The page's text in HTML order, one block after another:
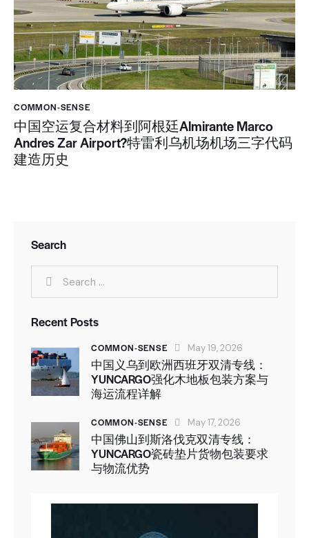
COMMON-SENSE
中国空运复合材料到阿根廷Almirante Marco
Andres Zar Airport?特雷利乌机场机场三字代码
建造历史
Search
Recent Posts
COMMON-SENSE May 19, 2026
中国义乌到欧洲西班牙双清专线：
YUNCARGO强化木地板包装方案与
海运流程详解
COMMON-SENSE May 17, 2026
中国佛山到斯洛伐克双清专线：
YUNCARGO瓷砖垫片货物包装要求
与物流优势